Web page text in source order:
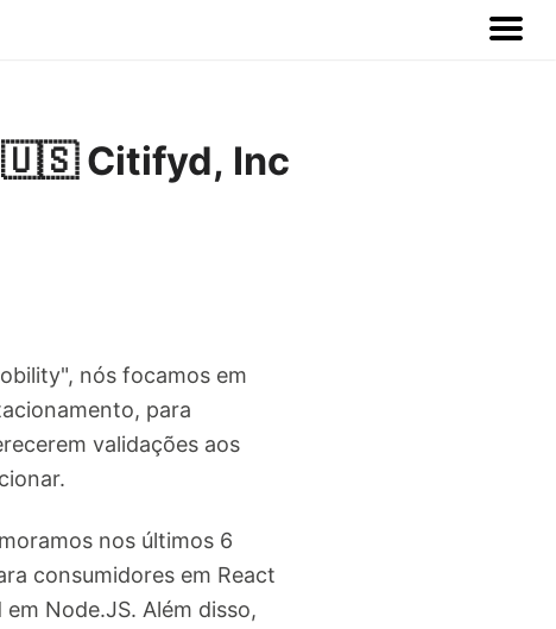
🇺🇸 Citifyd, Inc
nós focamos em
para
validações aos
nos últimos 6
consumidores em React
Node.JS. Além disso,